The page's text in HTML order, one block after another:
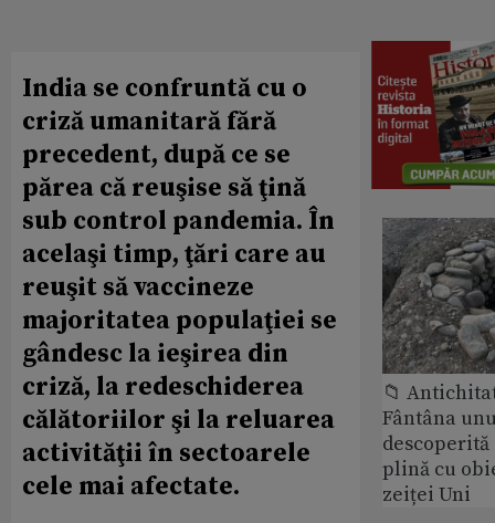
India se confruntă cu o
criză umanitară fără
precedent, după ce se
părea că reuşise să ţină
sub control pandemia. În
acelaşi timp, ţări care au
reuşit să vaccineze
majoritatea populaţiei se
gândesc la ieşirea din
criză, la redeschiderea
călătoriilor şi la reluarea
activităţii în sectoarele
cele mai afectate.
📁
Fântâna
plină cu
zeiței Uni